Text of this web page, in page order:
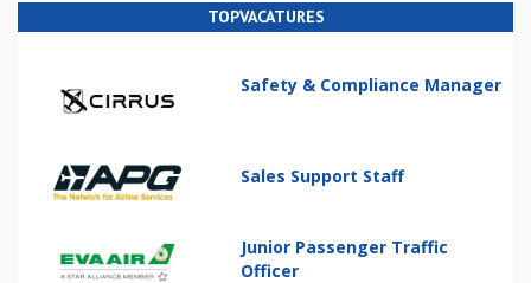
TOPVACATURES
Safety & Compliance Manager
Sales Support Staff
Junior Passenger Traffic
Officer